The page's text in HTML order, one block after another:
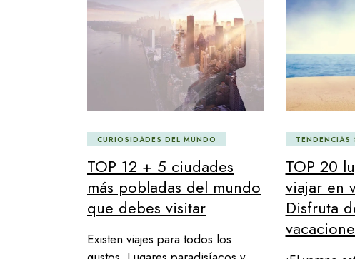
CURIOSIDADES DEL MUNDO
TOP 12 + 5 ciudades
más pobladas del mundo
que debes visitar
Existen viajes para todos los
TENDENCIAS
TOP 20
viajar en
Disfruta